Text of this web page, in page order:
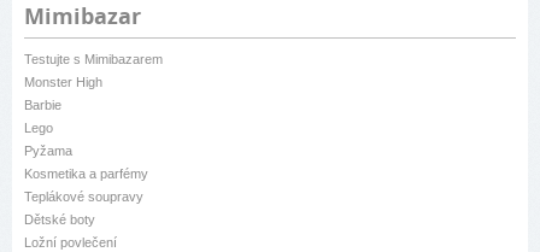
Mimibazar
Testujte s Mimibazarem
Monster High
Barbie
Lego
Pyžama
Kosmetika a parfémy
Teplákové soupravy
Dětské boty
Ložní povlečení